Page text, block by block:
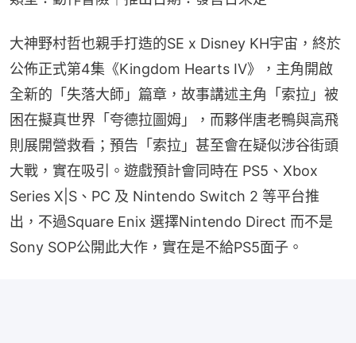
大神野村哲也親手打造的SE x Disney KH宇宙，終於
公佈正式第4集《Kingdom Hearts IV》，主角開啟
全新的「失落大師」篇章，故事講述主角「索拉」被
困在擬真世界「夸德拉圖姆」，而夥伴唐老鴨與高飛
則展開營救看；預告「索拉」甚至會在疑似涉谷街頭
大戰，實在吸引。遊戲預計會同時在 PS5、Xbox
Series X|S、PC 及 Nintendo Switch 2 等平台推
出，不過Square Enix 選擇Nintendo Direct 而不是
Sony SOP公開此大作，實在是不給PS5面子。